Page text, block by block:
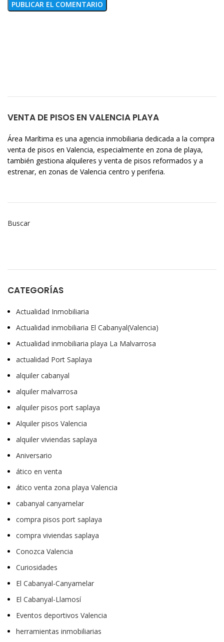
VENTA DE PISOS EN VALENCIA PLAYA
Área Marítima es una agencia inmobiliaria dedicada a la compra
venta de pisos en Valencia, especialmente en zona de playa,
también gestiona alquileres y venta de pisos reformados y a
estrenar, en zonas de Valencia centro y periferia.
Buscar
CATEGORÍAS
Actualidad Inmobiliaria
Actualidad inmobiliaria El Cabanyal(Valencia)
Actualidad inmobiliaria playa La Malvarrosa
actualidad Port Saplaya
alquiler cabanyal
alquiler malvarrosa
alquiler pisos port saplaya
Alquiler pisos Valencia
alquiler viviendas saplaya
Aniversario
ático en venta
ático venta zona playa Valencia
cabanyal canyamelar
compra pisos port saplaya
compra viviendas saplaya
Conozca Valencia
Curiosidades
El Cabanyal-Canyamelar
El Cabanyal-Llamosí
Eventos deportivos Valencia
herramientas inmobiliarias